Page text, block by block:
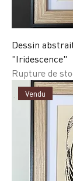
Dessin
"Iridescence"
Rupture de
Vendu